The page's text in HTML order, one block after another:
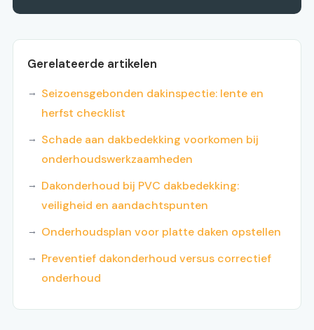
Gerelateerde artikelen
Seizoensgebonden dakinspectie: lente en
herfst checklist
Schade aan dakbedekking voorkomen bij
onderhoudswerkzaamheden
Dakonderhoud bij PVC dakbedekking:
veiligheid en aandachtspunten
Onderhoudsplan voor platte daken opstellen
Preventief dakonderhoud versus correctief
onderhoud